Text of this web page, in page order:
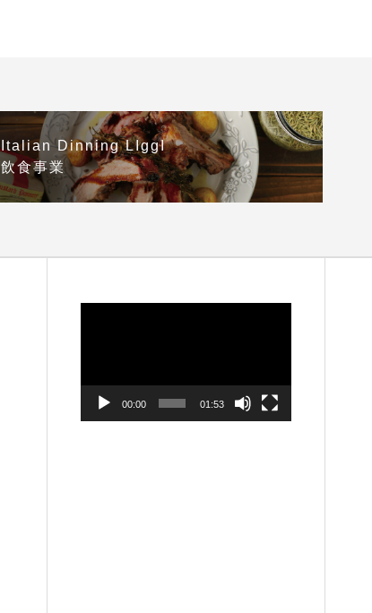
Italian Dinning LIggI
飲食事業
動
ヤ
00:00 01:53